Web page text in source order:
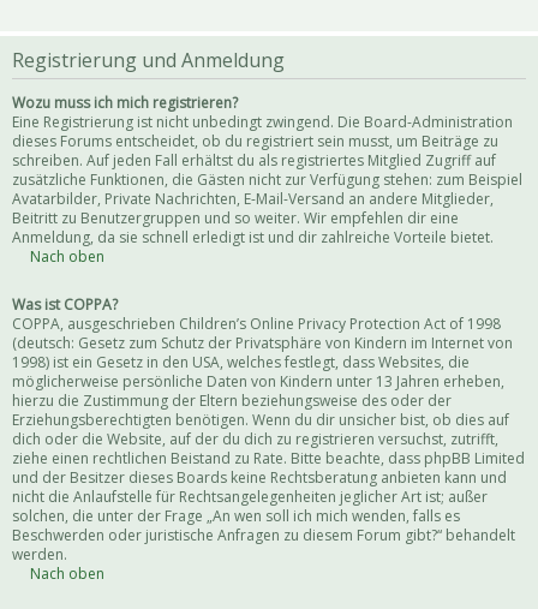
Registrierung und Anmeldung
Wozu muss ich mich registrieren?
Eine Registrierung ist nicht unbedingt zwingend. Die Board-Administration
dieses Forums entscheidet, ob du registriert sein musst, um Beiträge zu
schreiben. Auf jeden Fall erhältst du als registriertes Mitglied Zugriff auf
zusätzliche Funktionen, die Gästen nicht zur Verfügung stehen: zum Beispiel
Avatarbilder, Private Nachrichten, E-Mail-Versand an andere Mitglieder,
Beitritt zu Benutzergruppen und so weiter. Wir empfehlen dir eine
Anmeldung, da sie schnell erledigt ist und dir zahlreiche Vorteile bietet.
Nach oben
Was ist COPPA?
COPPA, ausgeschrieben Children’s Online Privacy Protection Act of 1998
(deutsch: Gesetz zum Schutz der Privatsphäre von Kindern im Internet von
1998) ist ein Gesetz in den USA, welches festlegt, dass Websites, die
möglicherweise persönliche Daten von Kindern unter 13 Jahren erheben,
hierzu die Zustimmung der Eltern beziehungsweise des oder der
Erziehungsberechtigten benötigen. Wenn du dir unsicher bist, ob dies auf
dich oder die Website, auf der du dich zu registrieren versuchst, zutrifft,
ziehe einen rechtlichen Beistand zu Rate. Bitte beachte, dass phpBB Limited
und der Besitzer dieses Boards keine Rechtsberatung anbieten kann und
nicht die Anlaufstelle für Rechtsangelegenheiten jeglicher Art ist; außer
solchen, die unter der Frage „An wen soll ich mich wenden, falls es
Beschwerden oder juristische Anfragen zu diesem Forum gibt?“ behandelt
werden.
Nach oben